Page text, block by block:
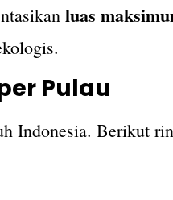
luas
Pulau
Indonesia. Berikut